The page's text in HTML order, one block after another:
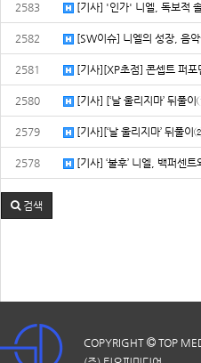
2583 [기사] '인가' 니엘, 독보적
2582 [SW이슈] 니엘의 성장, 음
2581 [기사][XP초점] 콘셉트 퍼
2580 [기사] [‘날 울리지마’ 뒤
2579 [기사][‘날 울리지마’ 뒤풀
2578 [기사] ‘불후’ 니엘, 백퍼센
검색
COPYRIGHT TOP